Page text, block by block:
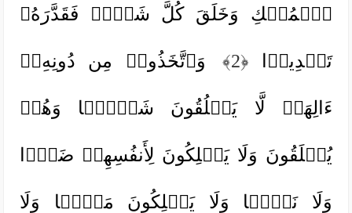
ٱلۡمُلۡكِ وَخَلَقَ كُلَّ شَیۡءࣲ فَقَدَّرَهُۥ
تَقۡدِیرࣰا ﴿2﴾ وَٱتَّخَذُوا۟ مِن دُونِهِۦۤ
ءَالِهَةࣰ لَّا یَخۡلُقُونَ شَیۡـࣰٔا وَهُمۡ
یُخۡلَقُونَ وَلَا یَمۡلِكُونَ لِأَنفُسِهِمۡ ضَرࣰّا
وَلَا نَفۡعࣰا وَلَا یَمۡلِكُونَ مَوۡتࣰا وَلَا